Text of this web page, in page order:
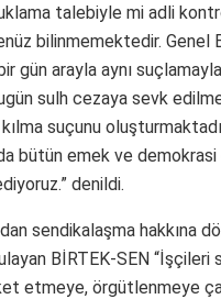
talebiyle mi adli
bilinmemektedir. Genel
gün arayla aynı
sulh cezaya sevk
suçunu
bütün emek ve
denildi.
sendikalaşma hakkına
BİRTEK-SEN “İşçileri
etmeye, örgütlenmeye